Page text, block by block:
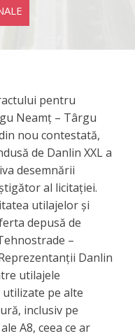
pentru
Neamț – Târgu
nou contestată,
de Danlin XXL a
desemnării
al licitației.
utilajelor și
depusă de
–
Danlin
utilajele
pe alte
inclusiv pe
A8, ceea ce ar